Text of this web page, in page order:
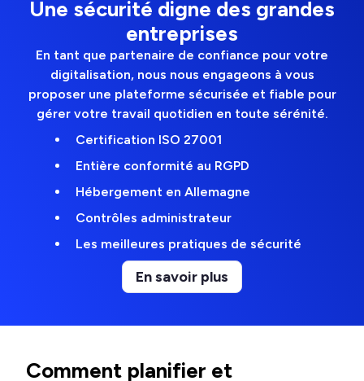
Une sécurité digne des grandes
entreprises
En tant que partenaire de confiance pour votre
digitalisation, nous nous engageons à vous
proposer une plateforme sécurisée et fiable pour
gérer votre travail quotidien en toute sérénité.
Certification ISO 27001
Entière conformité au RGPD
Hébergement en Allemagne
Contrôles administrateur
Les meilleures pratiques de sécurité
En savoir plus
Comment planifier et